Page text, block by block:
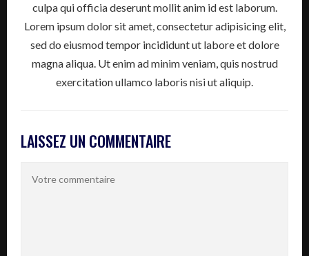
culpa qui officia deserunt mollit anim id est laborum.
Lorem ipsum dolor sit amet, consectetur adipisicing elit,
sed do eiusmod tempor incididunt ut labore et dolore
magna aliqua. Ut enim ad minim veniam, quis nostrud
exercitation ullamco laboris nisi ut aliquip.
LAISSEZ UN COMMENTAIRE